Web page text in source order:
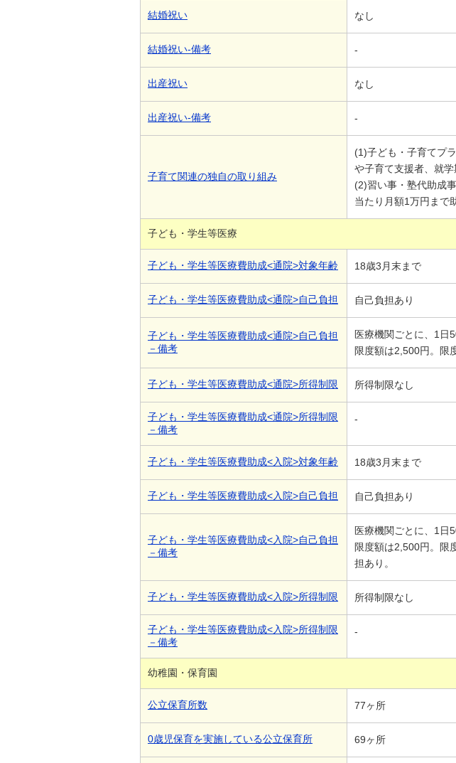
結婚祝い なし
結婚祝い-備考 -
出産祝い なし
出産祝い-備考 -
子育て関連の独自の取り組み
(1)子ども・子育てプ
や子育て支援者、就
(2)習い事・塾代助成
当たり月額1万円まで
子ども・学生等医療
子ども・学生等医療費助成<通院>対象年齢 18歳3月末まで
子ども・学生等医療費助成<通院>自己負担 自己負担あり
子ども・学生等医療費助成<通院>自己負担
－備考
医療機関ごとに、1日
限度額は2,500円。限
子ども・学生等医療費助成<通院>所得制限 所得制限なし
子ども・学生等医療費助成<通院>所得制限
－備考
-
子ども・学生等医療費助成<入院>対象年齢 18歳3月末まで
子ども・学生等医療費助成<入院>自己負担 自己負担あり
子ども・学生等医療費助成<入院>自己負担
－備考
医療機関ごとに、1日
限度額は2,500円。限
担あり。
子ども・学生等医療費助成<入院>所得制限 所得制限なし
子ども・学生等医療費助成<入院>所得制限
－備考
-
幼稚園・保育園
公立保育所数 77ヶ所
0歳児保育を実施している公立保育所 69ヶ所